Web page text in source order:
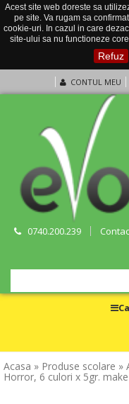
Acest site web doreste sa
pe site. Va rugam sa
cookie-uri. In cazul in care
site-ului sa nu functioneze
Refuz
CONTUL MEU
0740.200.239
Acasa » Produse scolare »
Horror, 6 culori x 5gr.